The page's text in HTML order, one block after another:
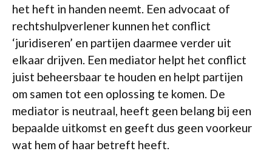
het heft in handen neemt. Een advocaat of
rechtshulpverlener kunnen het conflict
‘juridiseren’ en partijen daarmee verder uit
elkaar drijven. Een mediator helpt het conflict
juist beheersbaar te houden en helpt partijen
om samen tot een oplossing te komen. De
mediator is neutraal, heeft geen belang bij een
bepaalde uitkomst en geeft dus geen voorkeur
wat hem of haar betreft heeft.